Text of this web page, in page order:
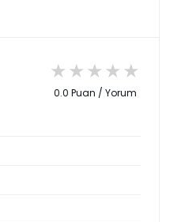
0.0 Puan / Yorum